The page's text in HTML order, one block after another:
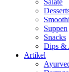
Salate
Suppen
Snacks
Dips &
Artikel